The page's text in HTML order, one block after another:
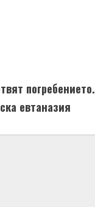
погребението.
евтаназия